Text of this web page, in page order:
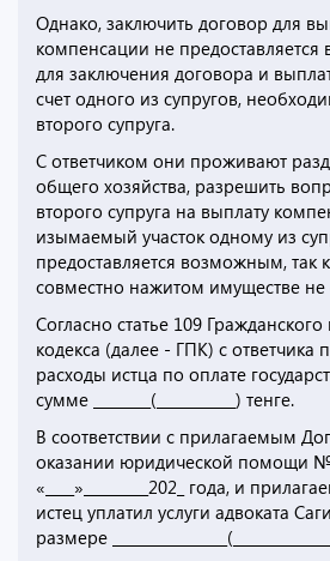
Однако, заключить договор для
компенсации не
для заключения договора и
счет одного из супругов,
второго супруга.
С ответчиком они проживают
общего хозяйства, разрешить
второго супруга на выплату
изымаемый участок одному из
предоставляется возможным, так
совместно нажитом имуществе
Согласно статье 109
кодекса (далее - ГПК) с ответчика
расходы истца по оплате
сумме ________(___________) тенге.
В соответствии с прилагаемым
оказании юридической помощи
«____»_________202_ года, и
истец уплатил услуги адвоката
размере